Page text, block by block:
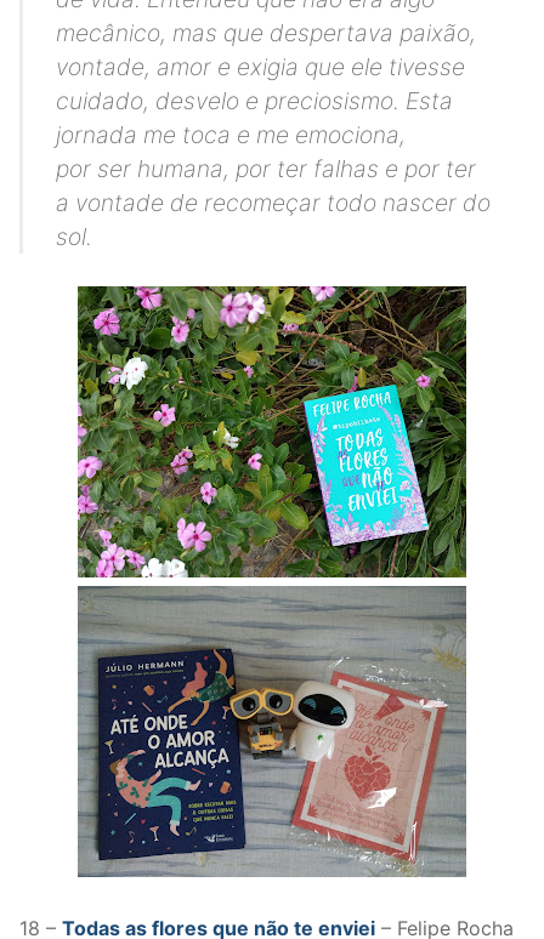
mecânico, mas que despertava paixão,
vontade, amor e exigia que ele tivesse
cuidado, desvelo e preciosismo. Esta
jornada me toca e me emociona,
por ser humana, por ter falhas e por ter
a vontade de recomeçar todo nascer do
sol.
18 – Todas as flores que não te enviei – Felipe Rocha